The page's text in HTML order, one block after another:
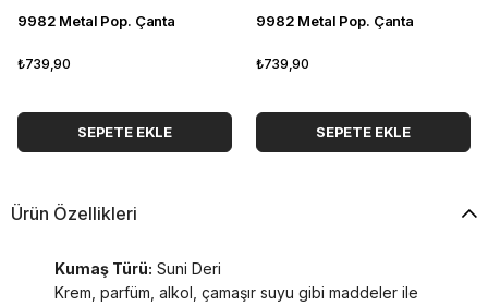
9982 Metal Pop. Çanta
₺739,90
SEPETE EKLE
9982 Metal Pop. Çanta
₺739,90
SEPETE EKLE
Ürün Özellikleri
Kumaş Türü: Suni Deri
Krem, parfüm, alkol, çamaşır suyu gibi maddeler ile